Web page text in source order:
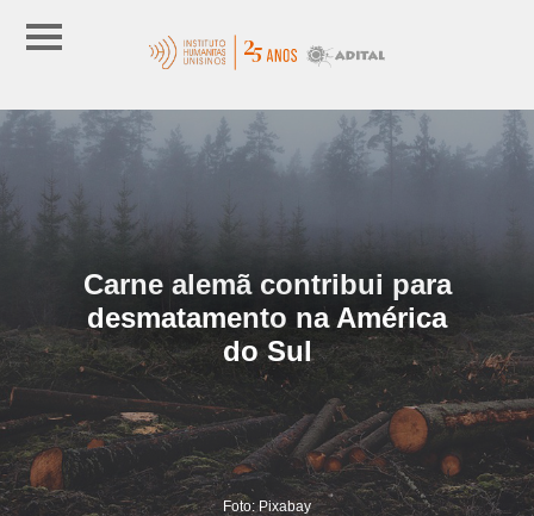
Carne alemã contribui para
desmatamento na América
do Sul
Foto: Pixabay